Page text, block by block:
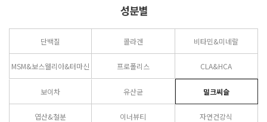
성분별
단백질 콜라겐 비타민&미네랄
MSM&보스웰리아&터마신 프로폴리스 CLA&HCA
보이차 유산균 밀크씨슬
엽산&철분 이너뷰티 자연건강식